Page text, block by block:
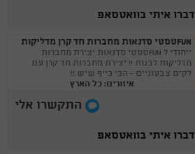
דברו איתי בוואטסאפ
FUNטסטי סדנאות מחברות חד קרן מדליקות
ייחודי ל FUNטסטי סדנאות יצירת מחברות
מדליקות לבנות !! יצירת מחברות חד קרן עם
לקים צבעוניים - הכי כייף שיש !!
איזורים: כל הארץ
התקשרו אלי
דברו איתי בוואטסאפ